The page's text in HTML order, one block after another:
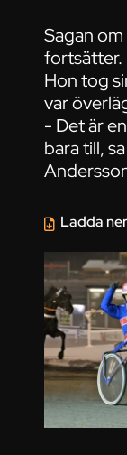
Sagan
fortsätter.
Hon tog
var
- Det är
bara till,
Ladda ner